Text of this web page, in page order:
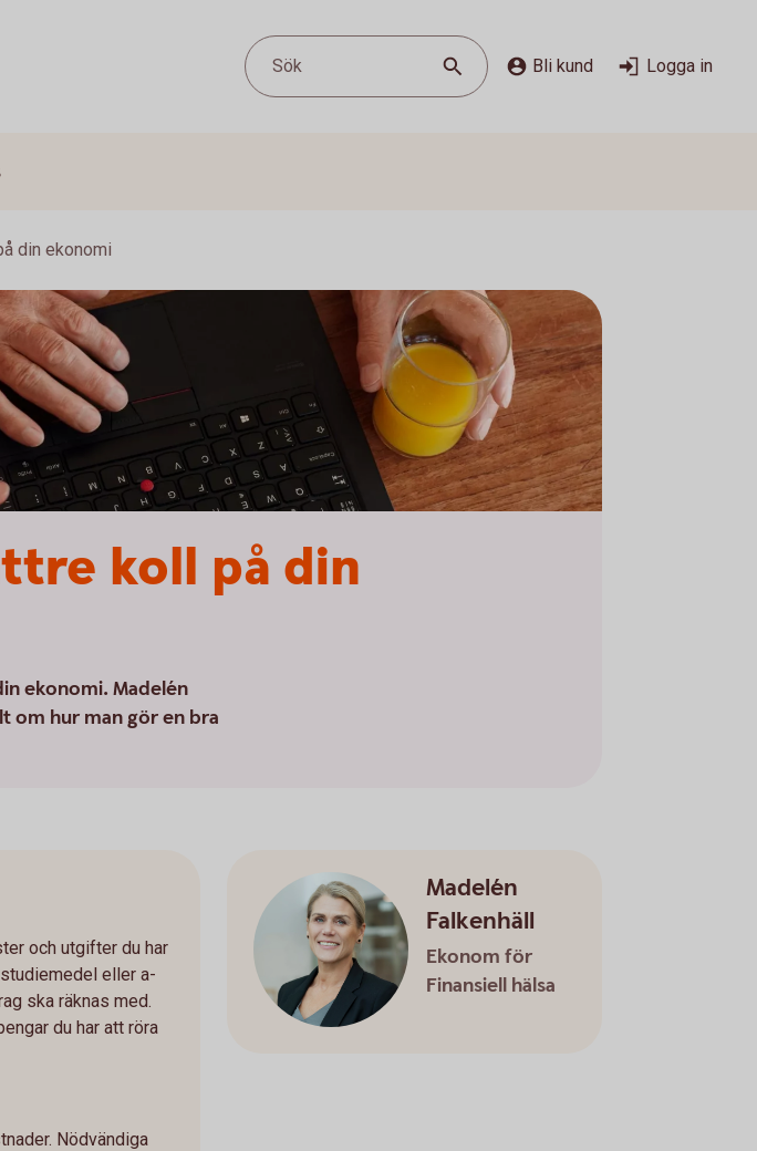
Sök Bli kund Logga in
din ekonomi
koll på din
ekonomi. Madelén
om hur man gör en bra
och utgifter du har
eller a-
ska räknas med.
du har att röra
Nödvändiga
Madelén
Falkenhäll
Ekonom för
Finansiell hälsa